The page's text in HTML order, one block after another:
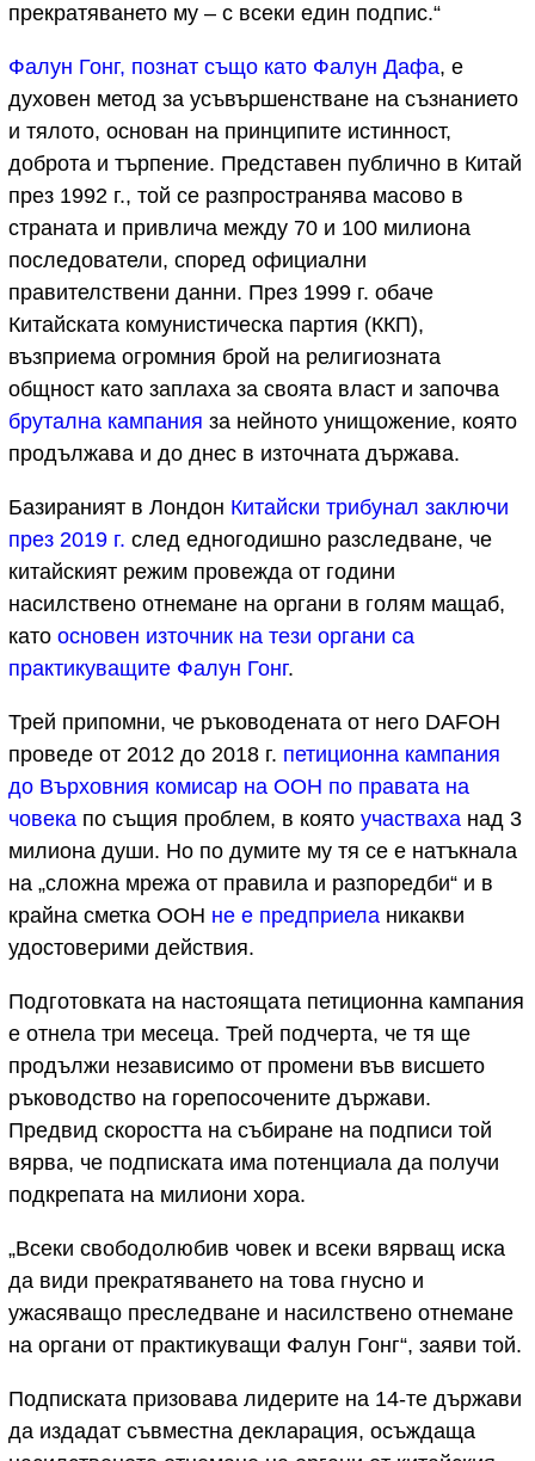
прекратяването му – с всеки един подпис.“
Фалун Гонг, познат също като Фалун Дафа, е
духовен метод за усъвършенстване на съзнанието
и тялото, основан на принципите истинност,
доброта и търпение. Представен публично в Китай
през 1992 г., той се разпространява масово в
страната и привлича между 70 и 100 милиона
последователи, според официални
правителствени данни. През 1999 г. обаче
Китайската комунистическа партия (ККП),
възприема огромния брой на религиозната
общност като заплаха за своята власт и започва
брутална кампания за нейното унищожение, която
продължава и до днес в източната държава.
Базираният в Лондон Китайски трибунал заключи
през 2019 г. след едногодишно разследване, че
китайският режим провежда от години
насилствено отнемане на органи в голям мащаб,
като основен източник на тези органи са
практикуващите Фалун Гонг.
Трей припомни, че ръководената от него DAFOH
проведе от 2012 до 2018 г. петиционна кампания
до Върховния комисар на ООН по правата на
човека по същия проблем, в която участваха над 3
милиона души. Но по думите му тя се е натъкнала
на „сложна мрежа от правила и разпоредби“ и в
крайна сметка ООН не е предприела никакви
удостоверими действия.
Подготовката на настоящата петиционна кампания
е отнела три месеца. Трей подчерта, че тя ще
продължи независимо от промени във висшето
ръководство на горепосочените държави.
Предвид скоростта на събиране на подписи той
вярва, че подписката има потенциала да получи
подкрепата на милиони хора.
„Всеки свободолюбив човек и всеки вярващ иска
да види прекратяването на това гнусно и
ужасяващо преследване и насилствено отнемане
на органи от практикуващи Фалун Гонг“, заяви той.
Подписката призовава лидерите на 14-те държави
да издадат съвместна декларация, осъждаща